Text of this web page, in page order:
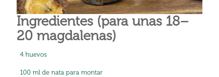
Ingredientes (para unas 18–
20 magdalenas)
4 huevos
100 ml de nata para montar